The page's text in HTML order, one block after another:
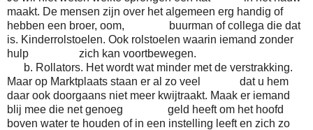
maakt. De mensen zijn over het algemeen erg handig of
hebben een broer, oom, buurman of collega die dat
is. Kinderrolstoelen. Ook rolstoelen waarin iemand zonder
hulp zich kan voortbewegen.
b. Rollators. Het wordt wat minder met de verstrakking.
Maar op Marktplaats staan er al zo veel dat u hem
daar ook doorgaans niet meer kwijtraakt. Maak er iemand
blij mee die net genoeg geld heeft om het hoofd
boven water te houden of in een instelling leeft en zich zo